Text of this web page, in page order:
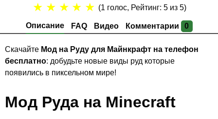
Описание FAQ Видео Комментарии 0
★ ★ ★ ★ ★ (1 голос, Рейтинг:5 из 5)
Скачайте Мод на Руду для Майнкрафт на телефон
бесплатно: добудьте новые виды руд которые
появились в пиксельном мире!
Мод Руда на Minecraft